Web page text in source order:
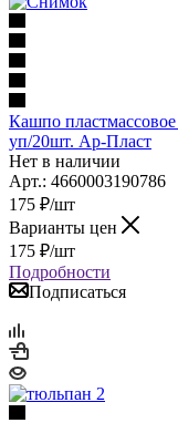
Кашпо
уп/20шт. Ар-Пласт
Нет в наличии
Арт.: 4660003190786
175 ₽/шт
Варианты цен
175 ₽/шт
Подробности
Подписаться